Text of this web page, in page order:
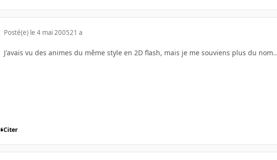
Posté(e) le 4 mai 200521 a
J'avais vu des animes du même style en 2D flash, mais je me souviens plus du nom..
Citer